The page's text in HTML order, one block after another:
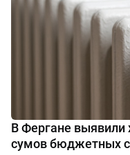
В Фергане
сумов бюджетных